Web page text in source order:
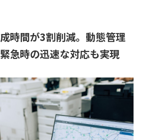
時間が3割削減。動態管理
急時の迅速な対応も実現